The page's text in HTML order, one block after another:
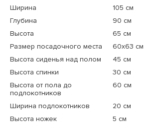
Ширина
105 см
Глубина
90 см
Высота
65 см
Размер посадочного места
60x63 см
Высота сиденья над полом
45 см
Высота спинки
30 см
Высота от пола до
подлокотников
60 см
Ширина подлокотников
20 см
Высота ножек
5 см